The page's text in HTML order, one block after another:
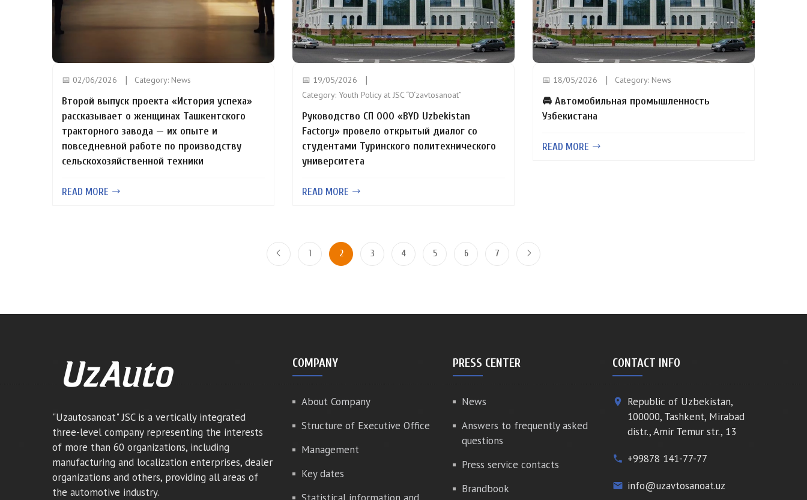
📅 02/06/2026 Category: News
Второй выпуск проекта «История успеха»
рассказывает о женщинах Ташкентского
тракторного завода — их опыте и
повседневной работе по производству
сельскохозяйственной техники
READ MORE
📅 19/05/2026
Category: Youth Policy at JSC “O‘zavtosanoat”
Руководство СП ООО «BYD Uzbekistan
Factory» провело открытый диалог со
студентами Туринского политехнического
университета
READ MORE
📅 18/05/2026 Category: News
🚘 Автомобильная промышленность
Узбекистана
READ MORE
1 2 3 4 5 6 7
"Uzautosanoat" JSC is a vertically integrated
three-level company representing the interests
of more than 60 organizations, including
manufacturing and localization enterprises, dealer
organizations and others, providing all areas of
the automotive industry.
COMPANY
About Company
Structure of Executive Office
Management
Key dates
PRESS CENTER
News
Answers to frequently asked
questions
Press service contacts
Brandbook
CONTACT INFO
place
Republic of Uzbekistan,
100000, Tashkent, Mirabad
distr., Amir Temur str., 13
phone +99878 141-77-77
email info@uzavtosanoat.uz